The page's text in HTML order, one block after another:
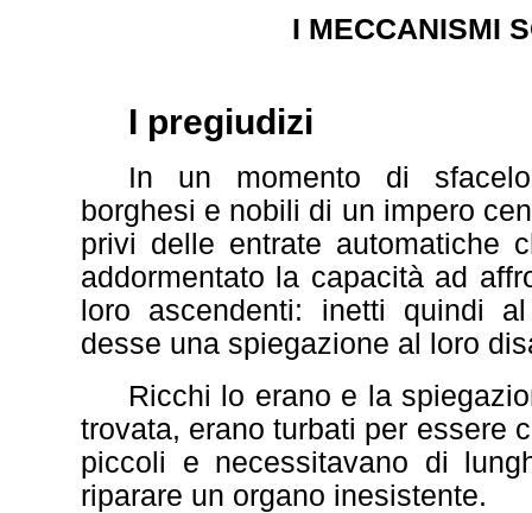
I MECCANISMI
I pregiudizi
In un momento di
borghesi e nobili di un impero
privi delle entrate automatiche
addormentato la capacità ad
loro ascendenti: inetti quindi
desse una spiegazione al loro
Ricchi lo erano e la
trovata, erano turbati per essere
piccoli e necessitavano di
riparare un organo inesistente.